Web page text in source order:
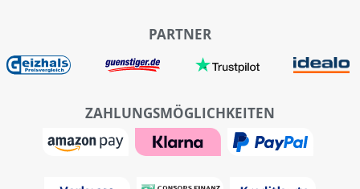
PARTNER
ZAHLUNGSMÖGLICHKEITEN